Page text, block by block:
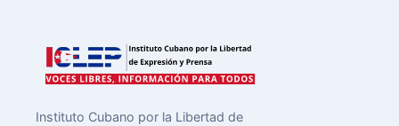
Instituto Cubano por la Libertad de